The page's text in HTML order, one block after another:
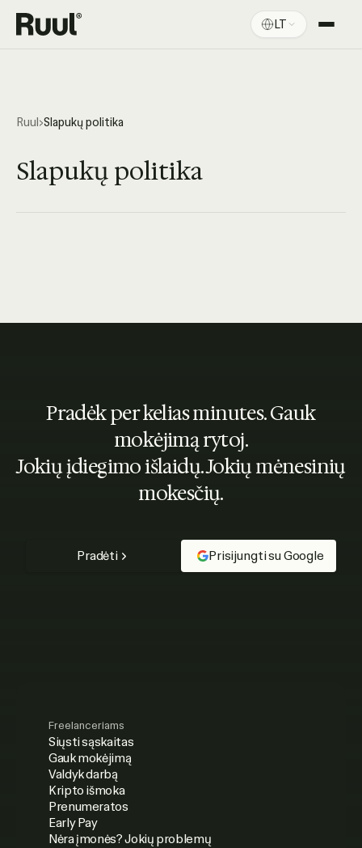
Ruul pradžia LT
Kainos
Ištekliai
Ruul›Slapukų politika
Slapukų politika
Pradėk per kelias minutes. Gauk
mokėjimą rytoj.
Jokių įdiegimo išlaidų. Jokių mėnesinių
mokesčių.
Pradėti Prisijungti su Google
Freelanceriams
Siųsti sąskaitas
Gauk mokėjimą
Valdyk darbą
Kripto išmoka
Prenumeratos
Early Pay
Nėra įmonės? Jokių problemų